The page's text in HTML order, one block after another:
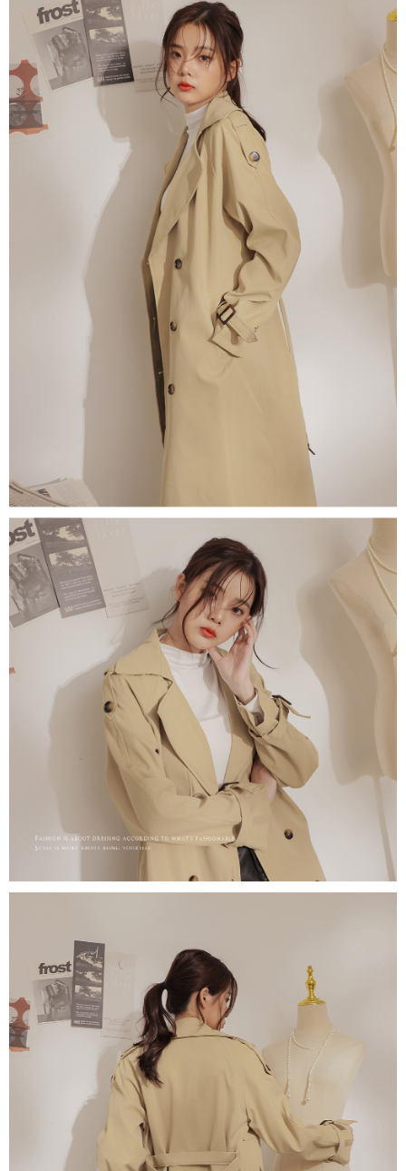
ansuran yang diingini, tarikh akhir pembayaran, dan setelah
mengesahkan pembayaran, transaksi akan selesai.
3. Jumlah kelulusan sebenar, bilangan ansuran dan jumlah bayaran
adalah berdasarkan halaman pengesahan transaksi seterusnya.
4. Dalam masa 30 minit selepas pesanan ditubuhkan, jika tidak pergi
untuk mengesahkan transaksi atau jika tidak lulus semakan, pesanan
akan dibatalkan secara automatik. Jika terdapat situasi "pindah untuk
semakan khusus" yang tidak lulus, ini menunjukkan bahawa sistem
penilaian tidak mencukupi, tiada penjelasan mengenai kandungan
penilaian boleh diberikan.
【Penerangan Kaedah Pembayaran】
1. Pembayaran ansuran tidak digabungkan dalam bil telekomunikasi,
"Pembayaran Ansuran Gogo" akan menghantar SMS peringatan
pembayaran selepas tarikh penyelesaian bulanan.
2. Melalui pautan SMS untuk membuka bil, anda boleh memilih untuk
membayar melalui "Kod bar kedai serbaneka / Kedai rasmi Taiwan
Mobile / Pemindahan bank / Pembayaran J街口 / iPASS MONEY" dan
1. Perkhidmatan ini disediakan oleh "Taiwan Mobile Co., Ltd." untuk
membolehkan pengguna membeli produk atau perkhidmatan melalui
perkhidmatan ini semasa transaksi, dan kedai akan menyerahkan hak
tuntutan harga jual/beli ansuran kepada syarikat ini untuk membayar bil
menggunakan bil syarikat ini.
2. Berdasarkan tujuan kontrak persetujuan pembayaran menggunakan
"Pembayaran Ansuran Gogo", kedai akan memberikan maklumat peribadi
anda (termasuk nama, telefon atau alamat) kepada Taiwan Mobile untuk
pengumpulan, pemprosesan dan penggunaan, untuk pengesahan,
semakan dan pembetulan data yang diperlukan untuk bil ansuran oleh
Taiwan Mobile.
3. Sila baca syarat perkhidmatan pengguna secara lengkap melalui
pautan berikut: https://oppay.tw/userRule